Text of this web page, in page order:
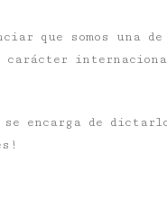
que somos una
carácter
se encarga de